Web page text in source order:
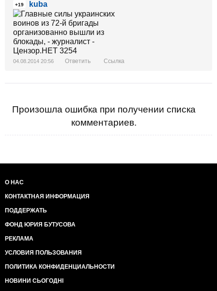
+19 kuba
04.08.2014 20:56 Ответить Ссылка
Произошла ошибка при получении списка
комментариев.
О НАС
КОНТАКТНАЯ ИНФОРМАЦИЯ
ПОДДЕРЖАТЬ
ФОНД ЮРИЯ БУТУСОВА
РЕКЛАМА
УСЛОВИЯ ПОЛЬЗОВАНИЯ
ПОЛИТИКА КОНФИДЕНЦИАЛЬНОСТИ
НОВИНИ СЬОГОДНІ